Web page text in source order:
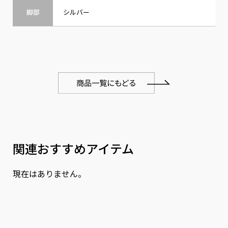
脚部 シルバー
関連おすすめアイテム
現在はありません。